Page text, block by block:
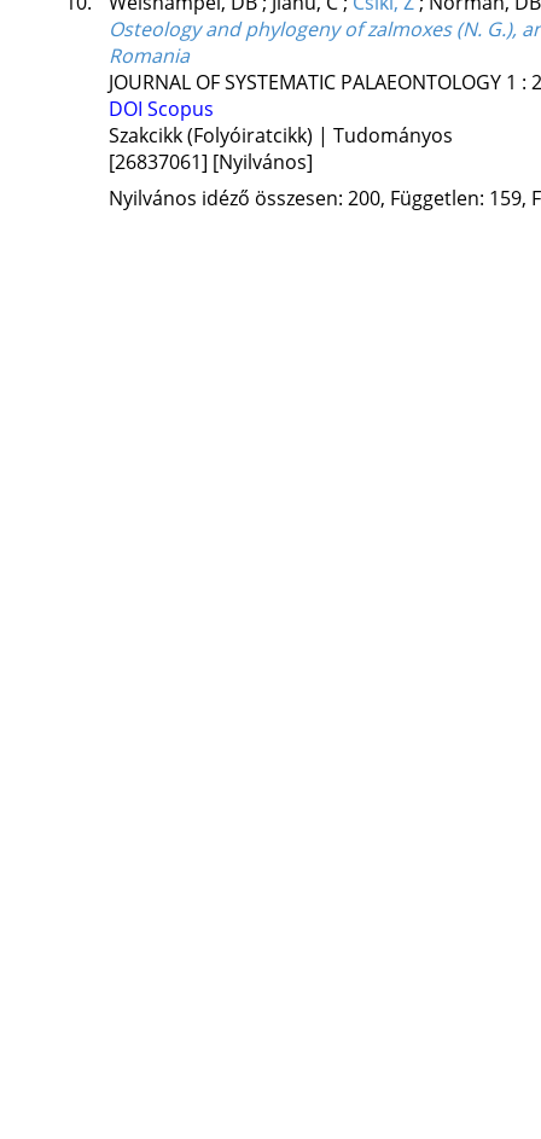
Osteology and phylogeny of zalmoxes (N.
Romania
JOURNAL OF SYSTEMATIC PALAEONTOLOGY 1 : 2
DOI Scopus
Szakcikk (Folyóiratcikk) | Tudományos
[26837061] [Nyilvános]
Nyilvános idéző összesen: 200, Független: 159,